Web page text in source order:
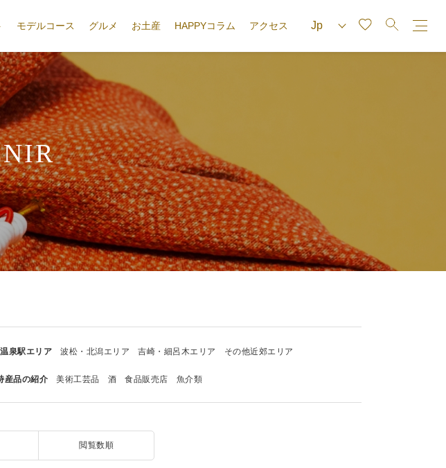
モデルコース グルメ お土産 HAPPYコラム アクセス
泉駅エリア 波松・北潟エリア 吉崎・細呂木エリア その他近郊エリア
産品の紹介 美術工芸品 酒 食品販売店 魚介類
閲覧数順